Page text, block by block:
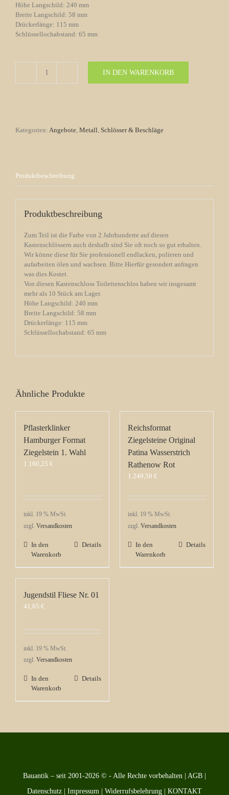
Höhe Langschild: 240 mm
Breite Langschild: 58 mm
Drückerlänge: 115 mm
Schlüssellochabstand: 65 mm
Kastenschloss
Toilettenschloss
IN DEN WARENKORB
Kategorien: Angebote Metall Schlösser & Beschläge
Produktbeschreibung
Produktbeschreibung
Zum Teil ist die Farbe von 2 Jahrhunderte auf diesen
Kastenschlössern auch deshalb sind Sie oft noch so gut erhalten.
Wir könne diese für Sie professionell endlacken, polieren und
aufarbeiten ölen und wachsen. Bitte Hierfür gesondert anfragen
was dies Kostet.
Von diesen Kastenschloss Toilettenschlos haben wir insgesamt
mehr als 10 Stück am Lager.
Höhe Langschild: 240 mm
Breite Langschild: 58 mm
Drückerlänge: 115 mm
Schlüssellochabstand: 65 mm
Ähnliche Produkte
Pflasterklinker
Hamburger Format
Ziegelstein 1. Wahl
1.160,25 €
inkl. 19 % MwSt.
zzgl. Versandkosten
In den
Warenkorb
Details
Reichsformat
Ziegelsteine Original
Patina Wasserstrich
Rathenow Rot
1.249,50 €
inkl. 19 % MwSt.
zzgl. Versandkosten
In den
Warenkorb
Details
Jugendstil Fliese Nr. 01
41,65 €
inkl. 19 % MwSt.
zzgl. Versandkosten
In den
Warenkorb
Details
Bauantik – seit 2001-2026 © - Alle Rechte vorbehalten | AGB
Datenschutz
Impressum Widerrufsbelehrung KONTAKT